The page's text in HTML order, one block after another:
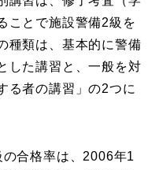
ことで施設警備2級を
種類は、基本的に警備
した講習と、一般を対
る者の講習」の2つに
合格率は、2006年1